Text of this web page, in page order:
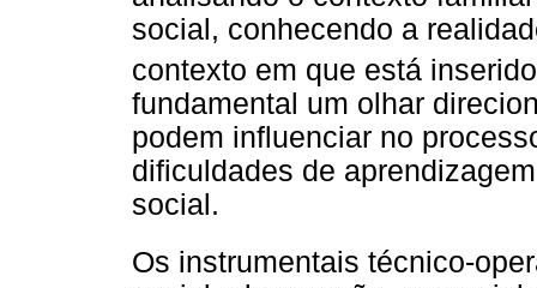
social, conhecendo a
contexto em que está inserido
fundamental um olhar
podem influenciar no
dificuldades de
social.
Os instrumentais técnico-